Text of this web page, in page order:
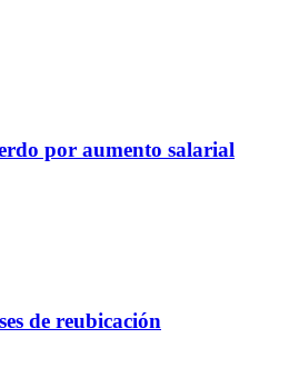
por aumento salarial
de reubicación